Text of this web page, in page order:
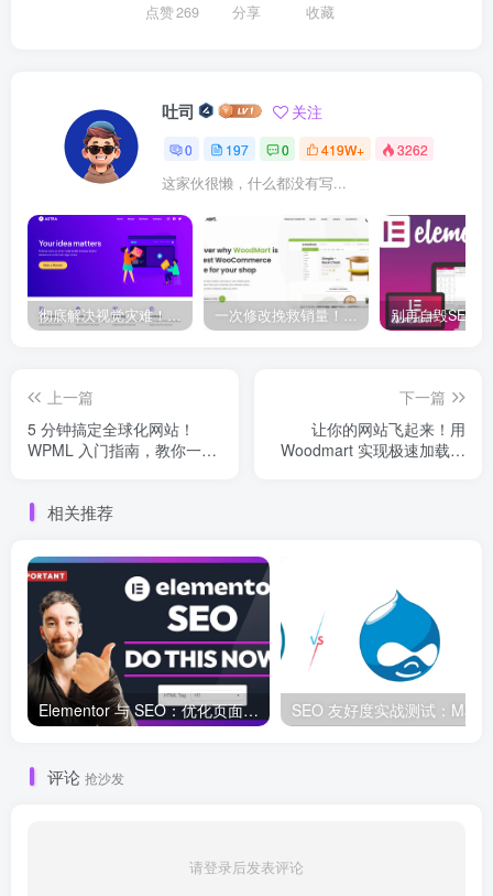
点赞269 分享 收藏
吐司 关注
0 197 0 419W+ 3262
这家伙很懒，什么都没有写...
彻底解决视觉灾难！Astra 主题隐藏页面标题的终极神技大公开！ 一次修改挽救销量！Woodmart 结账页面优化全攻略曝光！
上一篇
5 分钟搞定全球化网站！
WPML 入门指南，教你一键
下一篇
让你的网站飞起来！用
Woodmart 实现极速加载、
相关推荐
Elementor 与 SEO：优化页面结构和加载速度的最佳实践
评论 抢沙发
请登录后发表评论